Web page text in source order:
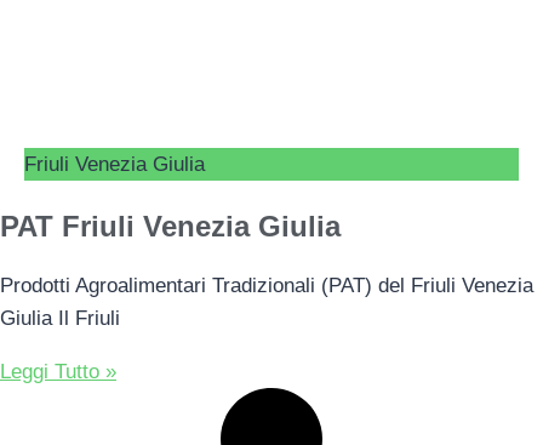
Friuli Venezia Giulia
PAT Friuli Venezia Giulia
Prodotti Agroalimentari Tradizionali (PAT) del Friuli Venezia
Giulia Il Friuli
Leggi Tutto »